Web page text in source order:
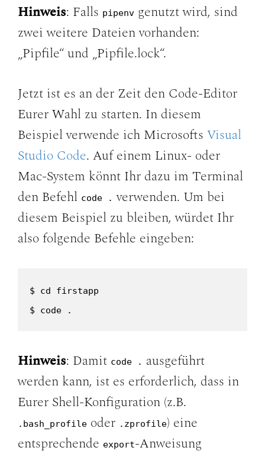
Hinweis: Falls pipenv genutzt wird, sind
zwei weitere Dateien vorhanden:
„Pipfile“ und „Pipfile.lock“.
Jetzt ist es an der Zeit den Code-Editor
Eurer Wahl zu starten. In diesem
Beispiel verwende ich Microsofts Visual
Studio Code. Auf einem Linux- oder
Mac-System könnt Ihr dazu im Terminal
den Befehl code . verwenden. Um bei
diesem Beispiel zu bleiben, würdet Ihr
also folgende Befehle eingeben:
$ cd firstapp
$ code .
Hinweis: Damit code . ausgeführt
werden kann, ist es erforderlich, dass in
Eurer Shell-Konfiguration (z.B.
.bash_profile oder .zprofile) eine
entsprechende export-Anweisung